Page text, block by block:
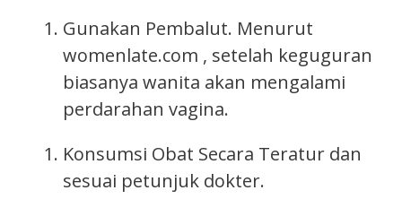
Gunakan Pembalut. Menurut
womenlate.com , setelah keguguran
biasanya wanita akan mengalami
perdarahan vagina.
Konsumsi Obat Secara Teratur dan
sesuai petunjuk dokter.